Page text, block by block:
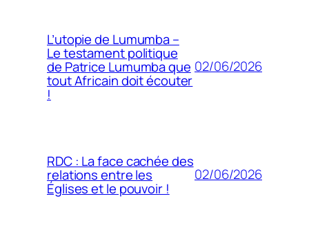
L’utopie de Lumumba –
Le testament politique
de Patrice Lumumba que
tout Africain doit écouter
!
02/06/2026
RDC : La face cachée des
relations entre les
Églises et le pouvoir !
02/06/2026